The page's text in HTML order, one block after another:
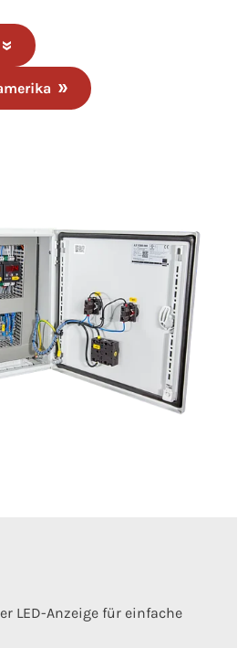
LED-Anzeige für einfache